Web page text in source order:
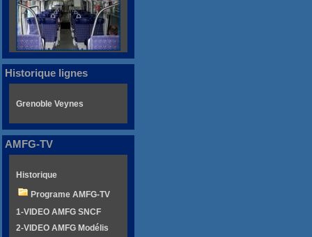
Historique lignes
Grenoble Veynes
AMFG-TV
Historique
Programe AMFG-TV
1-VIDEO AMFG SNCF
2-VIDEO AMFG Modélis